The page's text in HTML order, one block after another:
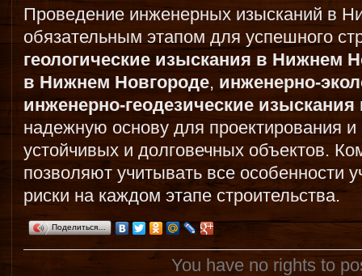
Проведение инженерных изысканий в
обязательным этапом для успешного
геологические изыскания в Нижнем
в Нижнем Новгороде, инженерно-
инженерно-геодезические изыскания
надежную основу для проектирования и
устойчивых и долговечных объектов.
позволяют учитывать все особенности
риски на каждом этапе строительства.
Поделиться…
You have no rights to